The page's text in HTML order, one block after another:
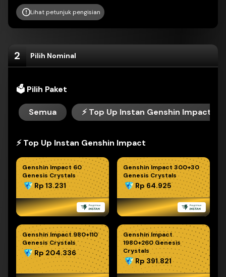
Lihat petunjuk pengisian
2 Pilih Nominal
🗳 Pilih Paket
Semua ⚡️ Top Up Instan Genshin Impact
⚡️ Top Up Instan Genshin Impact
Genshin Impact 60
Genesis Crystals
Rp 13.231
Genshin Impact 300+30
Genesis Crystals
Rp 64.925
Genshin Impact 980+110
Genesis Crystals
Rp 204.336
Genshin Impact
1980+260 Genesis
Crystals
Rp 391.821